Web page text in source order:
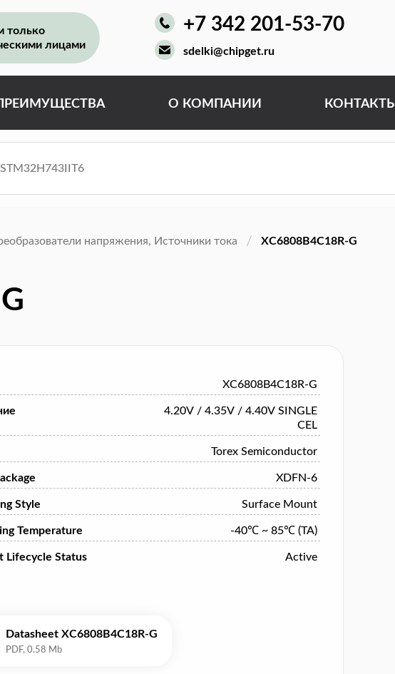
только
лицами
+7 342 201-53-70
sdelki@chipget.ru
О КОМПАНИИ КОНТАКТЫ
напряжения, Источники тока XC6808B4C18R-G
XC6808B4C18R-G
4.20V / 4.35V / 4.40V SINGLE
CEL
Torex Semiconductor
XDFN-6
Style Surface Mount
Temperature -40℃ ~ 85℃ (TA)
Lifecycle Status Active
Datasheet XC6808B4C18R-G